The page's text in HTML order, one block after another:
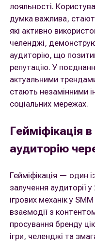
лояльності.
думка важлива,
які активно
челенджі,
аудиторію, що
репутацію. У
актуальними
стають незамінними
соціальних мережах.
Гейміфікація
аудиторію
Гейміфікація — один
залучення аудиторії
ігрових механік у
взаємодії з
просування бренду
ігри, челенджі та